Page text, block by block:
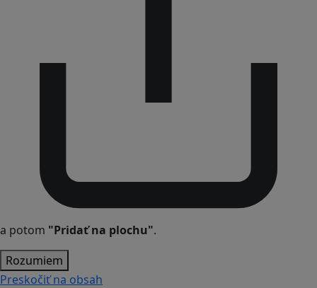
a potom "Pridať na plochu".
Rozumiem
Preskočiť na obsah